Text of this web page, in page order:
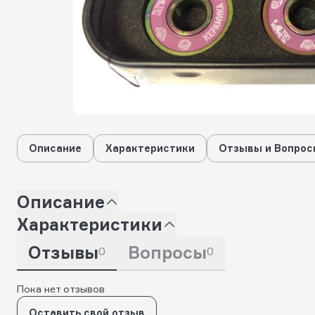
Описание Характеристики Отзывы и
Описание
Характеристики
Отзывы0 Вопросы0
Пока нет отзывов
Оставить свой отзыв